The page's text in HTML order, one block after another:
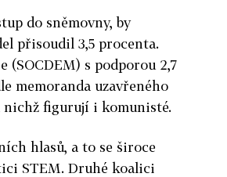
do sněmovny, by
přisoudil 3,5 procenta.
­(SOCDEM) s podporou 2,7
memoranda uzavřeného
nichž figurují i komunisté.
hlasů, a to se široce
STEM. Druhé koalici